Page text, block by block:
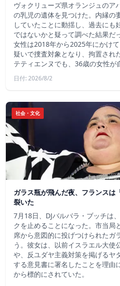
ヴォクリューズ県オランジュのア
の乳児の遺体を見つけた。内縁の
していたことに動揺し、過去にも
ではないかと疑って調べた結果だ
女性は2018年から2025年にかけ
疑いで捜査対象となり、拘置され
テティエンヌでも、36歳の女性
日付: 2026/8/2
社会・文化
ガラス瓶が飛んだ夜、フランスは
裂いた
7月18日、DJバルバラ・ブッチは
クを止めることになった。市当局
席から意図的に投げつけられたガ
う。彼女は、以前イスラエル大使
や、反ユダヤ主義対策を掲げるヤ
する意見書に署名したことを理由
から標的にされていた。